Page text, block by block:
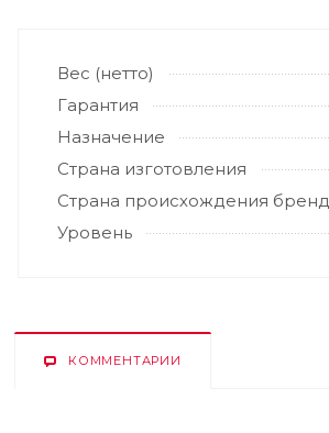
Вес (нетто)
Гарантия
Назначение
Страна изготовления
Страна происхождения
Уровень
КОММЕНТАРИИ